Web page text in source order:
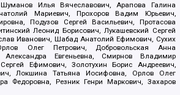
Шуманов Илья Вячеславович, Арапова Галина
Мариевич, Прохоров Вадим Юрьевич,
Подузов Сергей Васильевич, Протасова
Леонид Борисович, Лукашевский Сергей
Иванович, Шабад Анатолий Ефимович, Сухих
Олег Петрович, Добровольская Анна
Александра Евгеньевна, Смирнов Владимир
Ефимович, Золотухин Борис Андреевич,
Локшина Татьяна Иосифовна, Орлов Олег
Федоровна, Резник Генри Маркович, Захаров